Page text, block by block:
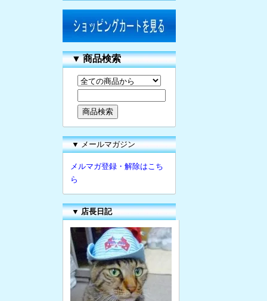
▼商品検索
▼ メールマガジン
メルマガ登録・解除はこち
ら
▼ 店長日記